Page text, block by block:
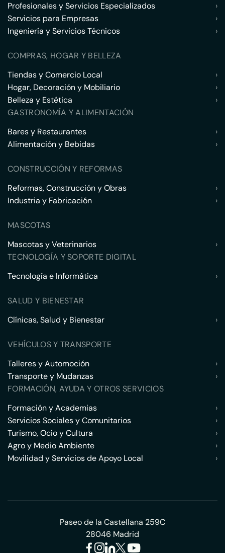
Profesionales y Servicios Especializados
›
Servicios para Empresas
›
Ingeniería y Servicios Técnicos
›
COMPRAS, HOGAR Y BELLEZA
Tiendas y Comercio Local
›
Hogar, Decoración y Mobiliario
›
Belleza y Estética
›
GASTRONOMÍA Y ALIMENTACIÓN
Bares y Restaurantes
›
Alimentación y Bebidas
›
CONSTRUCCIÓN Y REFORMAS
Reformas, Construcción y Obras
›
Industria y Fabricación
›
MASCOTAS
Mascotas y Veterinarios
›
TECNOLOGÍA Y SOPORTE DIGITAL
Tecnología e Informática
›
SALUD Y BIENESTAR
Clínicas, Salud y Bienestar
›
VEHÍCULOS Y TRANSPORTE
Talleres y Automoción
›
Transporte y Mudanzas
›
FORMACIÓN, AYUDA Y OTROS SERVICIOS
Formación y Academias
›
Servicios Sociales y Comunitarios
›
Turismo, Ocio y Cultura
›
Agro y Medio Ambiente
›
Movilidad y Servicios de Apoyo Local
›
Paseo de la Castellana 259C
28046 Madrid